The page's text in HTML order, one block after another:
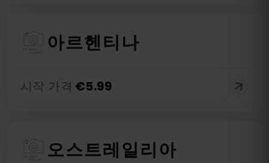
아르헨티나
시작 가격 €5.99
오스트레일리아